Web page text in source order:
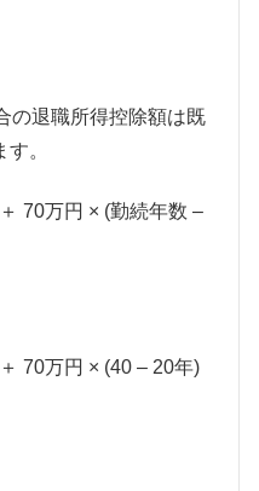
の退職所得控除額は既
。
70万円 × (勤続年数 –
70万円 × (40 – 20年)